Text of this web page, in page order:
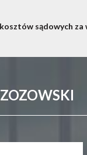
sądowych za